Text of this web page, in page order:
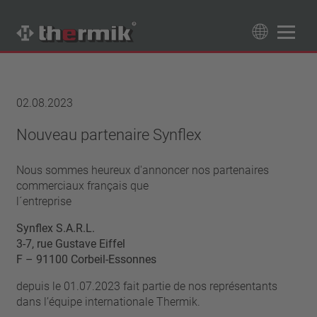
Tipo interruttore
à fermeture
température standard (60 – 200 °C)
haute température (205 – 250 °C)
Classe de puissance
1,6 A – 7,5 A
4 A – 25 A
13,5 A – 42 A
25 A – 75 A
réinitialisation automatique
verrouillage (non réinitialisation automatique)
Isolation
sans isolation
fil
Approbations
02.08.2023
Nouveau partenaire Synflex
Nous sommes heureux d'annoncer nos partenaires
commerciaux français que
l´entreprise
Synflex S.A.R.L.
3-7, rue Gustave Eiffel
F – 91100 Corbeil-Essonnes
depuis le 01.07.2023 fait partie de nos représentants
dans l’équipe internationale Thermik.